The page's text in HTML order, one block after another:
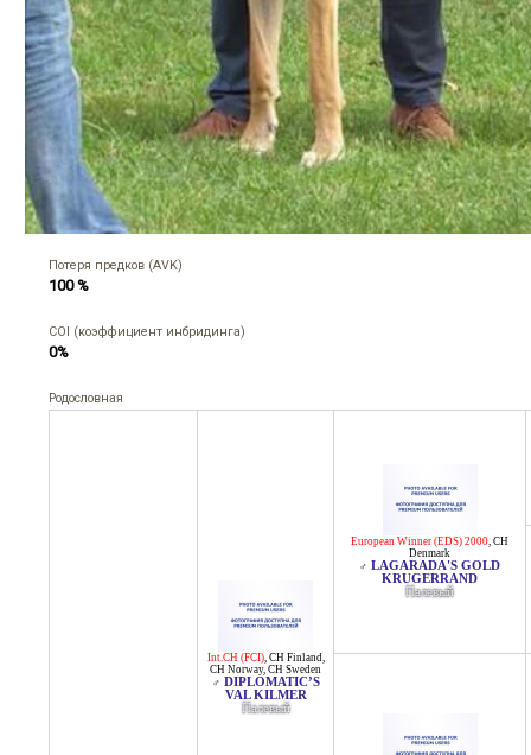
Потеря предков (AVK)
100 %
COI (коэффициент инбридинга)
0%
Родословная
Int.CH (FCI), CH Finland,
CH Norway, CH Sweden
♂ DIPLOMATIC’S
VAL KILMER
Палевый
European Winner (EDS) 2000, CH
Denmark
♂ LAGARADA'S GOLD
KRUGERRAND
Палевый